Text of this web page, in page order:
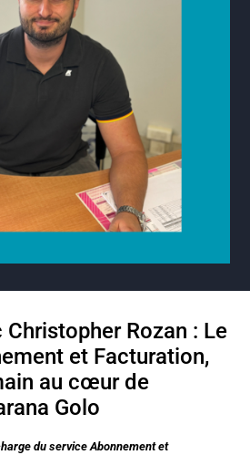
Rozan : Le
et Facturation,
au cœur de
Golo
du service Abonnement et